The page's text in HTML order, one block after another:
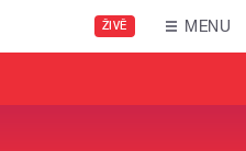
ŽIVĚ MENU